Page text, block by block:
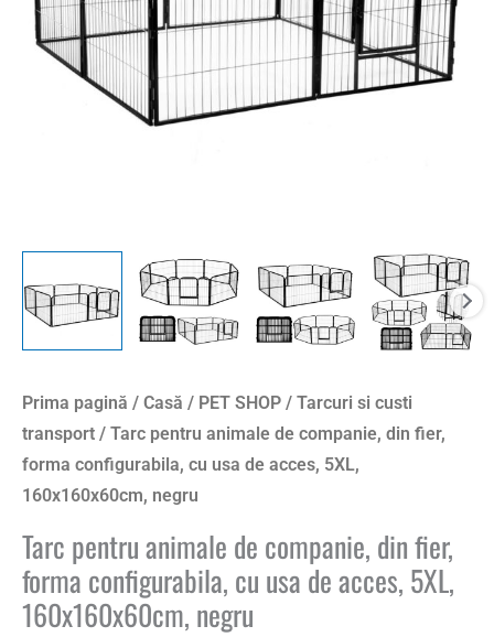
Prima pagină / Casă / PET SHOP / Tarcuri si custi
transport / Tarc pentru animale de companie, din fier,
forma configurabila, cu usa de acces, 5XL,
160x160x60cm, negru
Tarc pentru animale de companie, din fier,
forma configurabila, cu usa de acces, 5XL,
160x160x60cm, negru
fier,
forma
configurabila,
160x160x60cm,
negru